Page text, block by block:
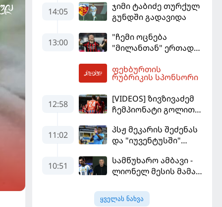
14:05
ჯიმი ტაბიძე თურქულ
გუნდში გადავიდა
13:00
"ჩემი ოცნება
"მილანთან" ერთად
მოდრიჩმა
"როსონერიში" თავის
ფეხბურთის
რუბრიკის სპონსორი
12:58
[VIDEOS] ზივზივაძემ
ჩემპიონატი გოლით,
გამარჯვებით დაიწყო
11:02
პსჟ მეკარის შეძენას
და "იუვენტუსში"
აპირებს
10:51
სამწუხარო ამბავი -
ლიონელ მესის მამა
გარდაიცვალა
ყველას ნახვა